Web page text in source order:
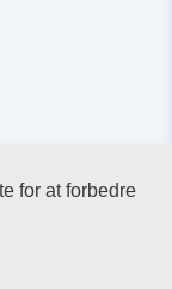
for at forbedre